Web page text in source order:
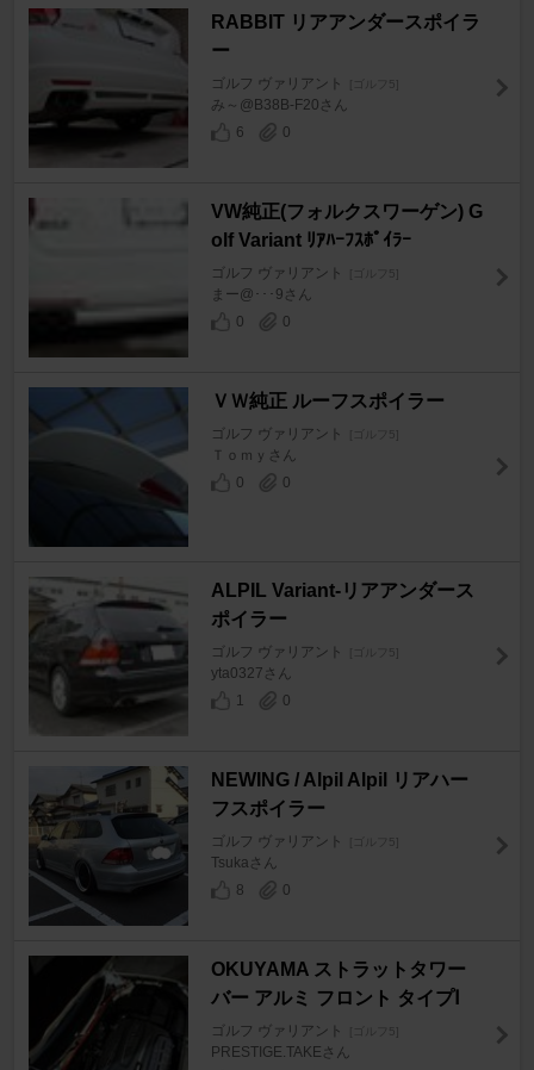
RABBIT リアアンダースポイラ
ー
ゴルフ ヴァリアント [ゴルフ5]
み～@B38B-F20さん
6
0
VW純正(フォルクスワーゲン) G
olf Variant ﾘｱﾊｰﾌｽﾎﾟｲﾗｰ
ゴルフ ヴァリアント [ゴルフ5]
まー@･･･9さん
0
0
ＶＷ純正 ルーフスポイラー
ゴルフ ヴァリアント [ゴルフ5]
Ｔｏｍｙさん
0
0
ALPIL Variant-リアアンダース
ポイラー
ゴルフ ヴァリアント [ゴルフ5]
yta0327さん
1
0
NEWING / Alpil Alpil リアハー
フスポイラー
ゴルフ ヴァリアント [ゴルフ5]
Tsukaさん
8
0
OKUYAMA ストラットタワー
バー アルミ フロント タイプⅠ
ゴルフ ヴァリアント [ゴルフ5]
PRESTIGE.TAKEさん